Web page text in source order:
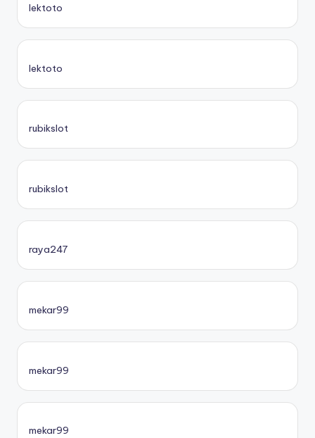
lektoto
lektoto
rubikslot
rubikslot
raya247
mekar99
mekar99
mekar99